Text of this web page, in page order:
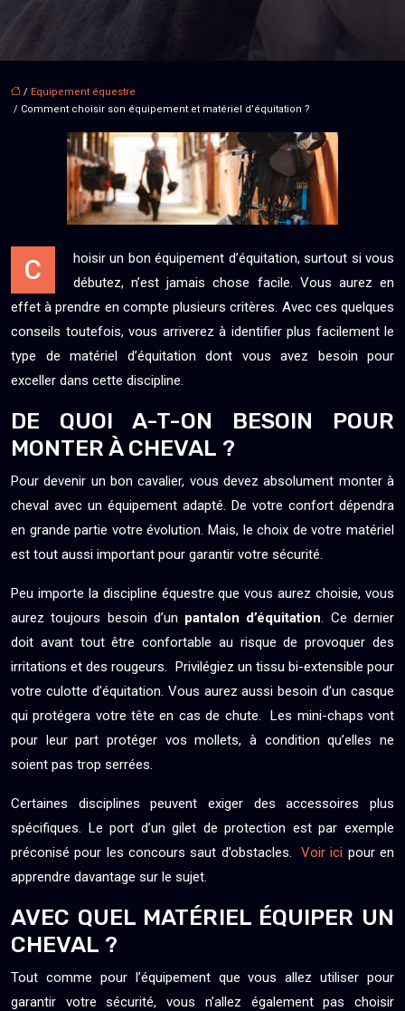
/ Equipement équestre
/ Comment choisir son équipement et matériel d’équitation ?
C
hoisir un bon équipement d’équitation, surtout si vous
débutez, n’est jamais chose facile. Vous aurez en
effet à prendre en compte plusieurs critères. Avec ces quelques
conseils toutefois, vous arriverez à identifier plus facilement le
type de matériel d’équitation dont vous avez besoin pour
exceller dans cette discipline.
DE QUOI A-T-ON BESOIN POUR
MONTER À CHEVAL ?
Pour devenir un bon cavalier, vous devez absolument monter à
cheval avec un équipement adapté. De votre confort dépendra
en grande partie votre évolution. Mais, le choix de votre matériel
est tout aussi important pour garantir votre sécurité.
Peu importe la discipline équestre que vous aurez choisie, vous
aurez toujours besoin d’un pantalon d’équitation. Ce dernier
doit avant tout être confortable au risque de provoquer des
irritations et des rougeurs. Privilégiez un tissu bi-extensible pour
votre culotte d’équitation. Vous aurez aussi besoin d’un casque
qui protégera votre tête en cas de chute. Les mini-chaps vont
pour leur part protéger vos mollets, à condition qu’elles ne
soient pas trop serrées.
Certaines disciplines peuvent exiger des accessoires plus
spécifiques. Le port d’un gilet de protection est par exemple
préconisé pour les concours saut d’obstacles.Voir ici pour en
apprendre davantage sur le sujet.
AVEC QUEL MATÉRIEL ÉQUIPER UN
CHEVAL ?
Tout comme pour l’équipement que vous allez utiliser pour
garantir votre sécurité, vous n’allez également pas choisir